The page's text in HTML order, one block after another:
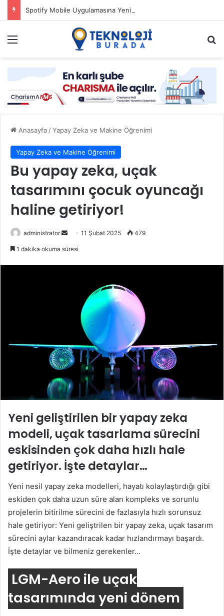
Spotify Mobile Uygulamasına Yeni Özellikler Ekliyor
Menü
Anasayfa/Yapay Zeka ve Makine Öğrenimi
Yapay Zeka ve Makine Öğrenimi
Bu yapay zeka, uçak
tasarımını çocuk oyuncağı
haline getiriyor!
administrator
Bir
11 Şubat 2025 479
1 dakika okuma süresi
Yeni geliştirilen bir yapay zeka
modeli, uçak tasarlama sürecini
eskisinden çok daha hızlı hale
getiriyor. İşte detaylar…
Yeni nesil yapay zeka modelleri, hayatı kolaylaştırdığı gibi
eskiden çok daha uzun süre alan kompleks ve sorunlu
projelerin bitirilme sürecini de fazlasıyla hızlı sorunsuz
hale getiriyor: Yeni geliştrilen bir yapay zeka, uçak tasarım
sürecini aylar kazandıracak kadar hızlandırmayı başardı.
İşte detaylar ve bilmeniz gerekenler…
LGM-Aero ile uçak
tasarımında yeni dönem